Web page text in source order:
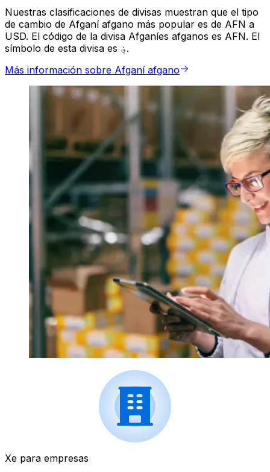
Nuestras clasificaciones de divisas muestran que el tipo
de cambio de Afganí afgano más popular es de AFN a
USD. El código de la divisa Afganíes afganos es AFN. El
símbolo de esta divisa es ؋.
Más información sobre Afganí afgano
Xe para empresas